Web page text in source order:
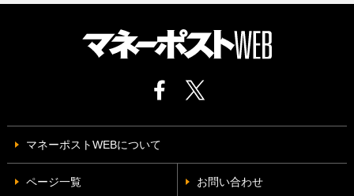
マネーポストWEBについて
ページ一覧 お問い合わせ